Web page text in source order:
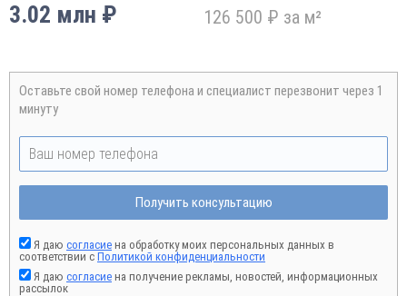
3.02 млн ₽ 126 500 ₽ за м²
Оставьте свой номер телефона и специалист перезвонит через 1
минуту
Получить консультацию
Я даю согласие на обработку моих персональных данных в
соответствии с Политикой конфиденциальности
Я даю согласие на получение рекламы, новостей, информационных
рассылок